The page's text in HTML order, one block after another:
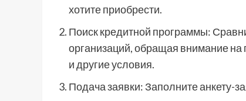
хотите приобрести.
Поиск кредитной программы:
организаций, обращая внимание на
и другие условия.
Подача заявки: Заполните анкету-